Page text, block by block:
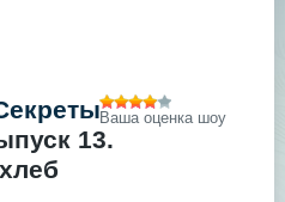
13.
Ваша оценка шоу